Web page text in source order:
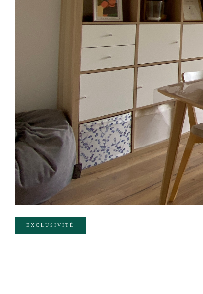
EXCLUSIVITÉ